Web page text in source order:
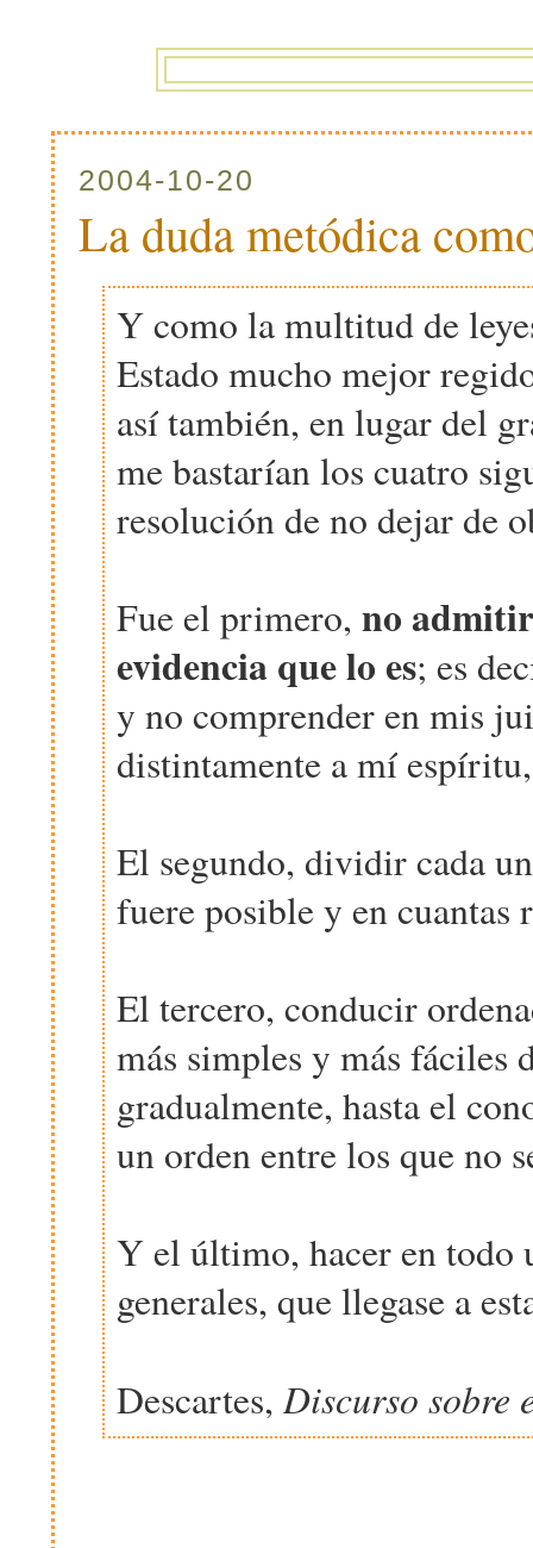
2004-10-20
La duda metódica
Y como la multitud de
Estado mucho mejor
así también, en lugar del
me bastarían los cuatro
resolución de no dejar de
Fue el primero, no admitir
evidencia que lo es; es
y no comprender en mis
distintamente a mí
El segundo, dividir cada
fuere posible y en
El tercero, conducir
más simples y más fáciles
gradualmente, hasta el
un orden entre los que no
Y el último, hacer en todo
generales, que llegase a
Descartes,Discurso sobre